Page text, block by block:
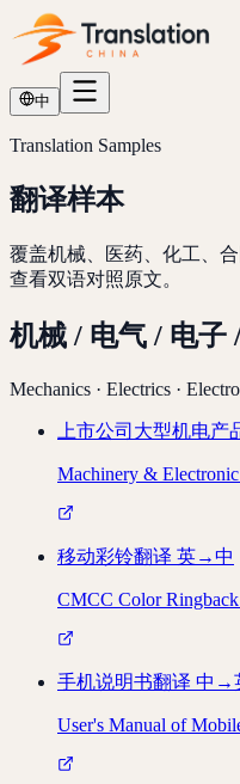
中
Translation Samples
翻译样本
覆盖机械、医药、化工、
查看双语对照原文。
机械 / 电气 / 电子
Mechanics · Electrics ·
上市公司大型机电产
Machinery &
移动彩铃翻译 英→中
CMCC Color
手机说明书翻译 中→
User's Manual of